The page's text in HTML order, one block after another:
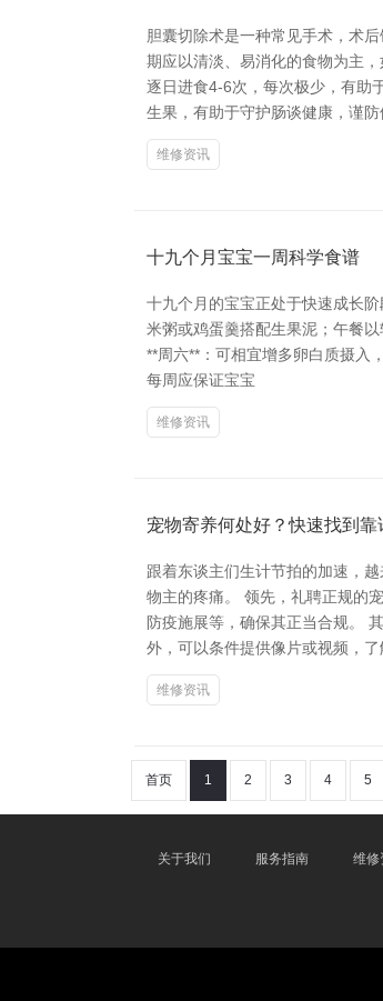
胆囊切除术是一种常见手术，术
期应以清淡、易消化的食物为主
逐日进食4-6次，每次极少，有助
生果，有助于守护肠谈健康，谨防
维修资讯
十九个月宝宝一周科学食谱
十九个月的宝宝正处于快速成长
米粥或鸡蛋羹搭配生果泥；午餐
**周六**：可相宜增多卵白质摄入
每周应保证宝宝
维修资讯
宠物寄养何处好？快速找到靠
跟着东谈主们生计节拍的加速，
物主的疼痛。 领先，礼聘正规的
防疫施展等，确保其正当合规。
外，可以条件提供像片或视频，了
维修资讯
首页 1 2 3 4 5
关于我们 服务指南 维修